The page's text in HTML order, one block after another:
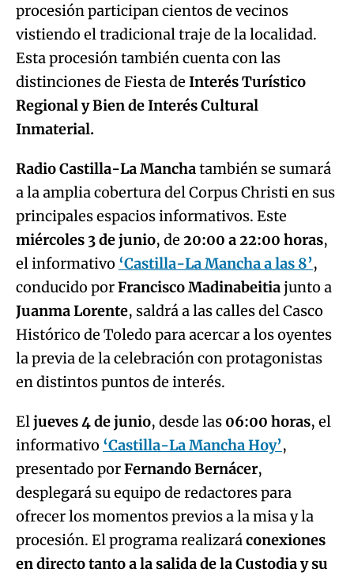
procesión participan cientos de vecinos
vistiendo el tradicional traje de la localidad.
Esta procesión también cuenta con las
distinciones de Fiesta de Interés Turístico
Regional y Bien de Interés Cultural
Inmaterial.
Radio Castilla-La Manchatambién se sumará
a la amplia cobertura del Corpus Christi en sus
principales espacios informativos. Este
miércoles 3 de junio, de 20:00 a 22:00 horas,
el informativo ‘Castilla-La Mancha a las 8’,
conducido porFrancisco Madinabeitiajunto a
Juanma Lorente, saldrá a las calles del Casco
Histórico de Toledo para acercar a los oyentes
la previa de la celebración con protagonistas
en distintos puntos de interés.
Eljueves 4 de junio, desde las 06:00 horas, el
informativo ‘Castilla-La Mancha Hoy’,
presentado porFernando Bernácer,
desplegará su equipo de redactores para
ofrecer los momentos previos a la misa y la
procesión. El programa realizaráconexiones
en directo tanto a la salida de la Custodia y su